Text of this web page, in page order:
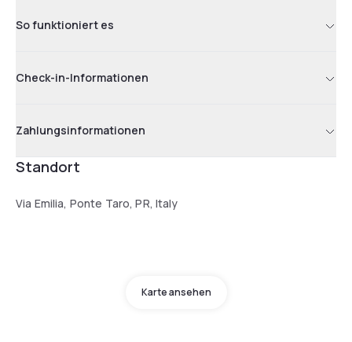
So funktioniert es
Check-in-Informationen
Zahlungsinformationen
Standort
Via Emilia, Ponte Taro, PR, Italy
Karte ansehen